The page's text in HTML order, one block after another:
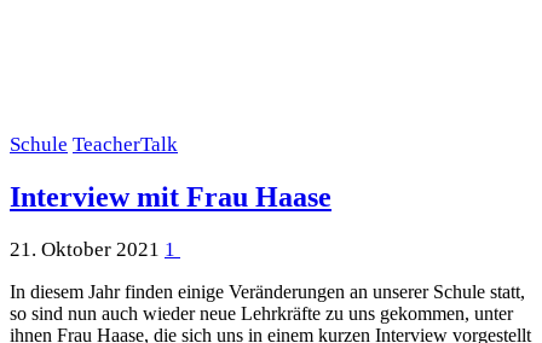
Schule TeacherTalk
Interview mit Frau Haase
21. Oktober 2021 1
In diesem Jahr finden einige Veränderungen an unserer Schule statt,
so sind nun auch wieder neue Lehrkräfte zu uns gekommen, unter
ihnen Frau Haase, die sich uns in einem kurzen Interview vorgestellt